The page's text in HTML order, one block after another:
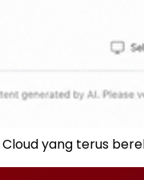
yang terus